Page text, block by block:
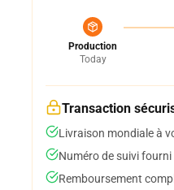
Production
Today
Transaction
Livraison mondiale à
Numéro de suivi
Remboursement